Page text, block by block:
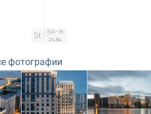
фотографии